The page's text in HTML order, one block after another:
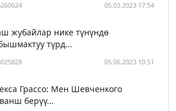
05.03.2023 17:54
жубайлар нике түнүндө
түрд...
05.06.2023 10:51
Грассо: Мен Шевченкого
берүү...